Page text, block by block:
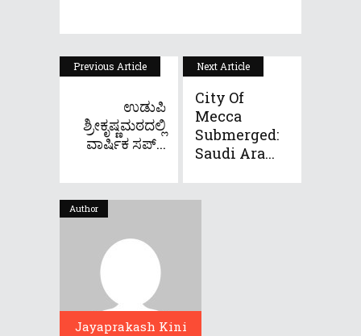
Previous Article
ಉಡುಪಿ
ಶ್ರೀಕೃಷ್ಣಮಠದಲ್ಲಿ
ವಾರ್ಷಿಕ ಸಪ್...
Next Article
City Of
Mecca
Submerged:
Saudi Ara...
Author
Jayaprakash Kini